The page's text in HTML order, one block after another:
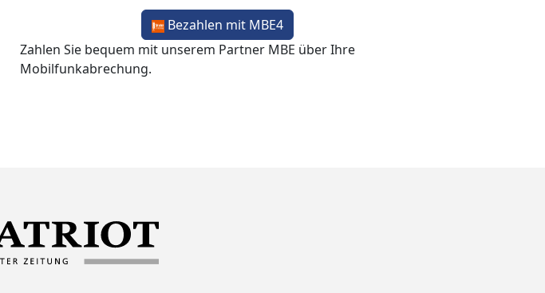
Bezahlen mit MBE4
Zahlen Sie bequem mit unserem Partner MBE über Ihre
Mobilfunkabrechung.